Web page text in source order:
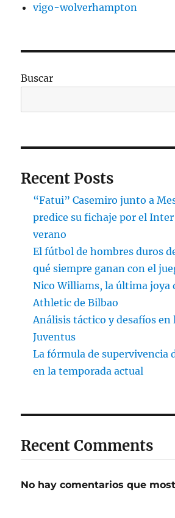
vigo-wolverhampton
Buscar
Recent Posts
“Fatui” Casemiro junto a
predice su fichaje por el
verano
El fútbol de hombres duros
qué siempre ganan con el
Nico Williams, la última joya
Athletic de Bilbao
Análisis táctico y desafíos
Juventus
La fórmula de supervivencia
en la temporada actual
Recent Comments
No hay comentarios que